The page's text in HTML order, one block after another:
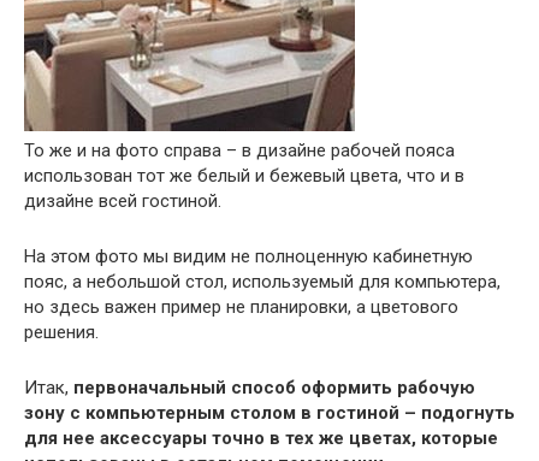
То же и на фото справа – в дизайне рабочей пояса
использован тот же белый и бежевый цвета, что и в
дизайне всей гостиной.
На этом фото мы видим не полноценную кабинетную
пояс, а небольшой стол, используемый для компьютера,
но здесь важен пример не планировки, а цветового
решения.
Итак, первоначальный способ оформить рабочую
зону с компьютерным столом в гостиной – подогнуть
для нее аксессуары точно в тех же цветах, которые